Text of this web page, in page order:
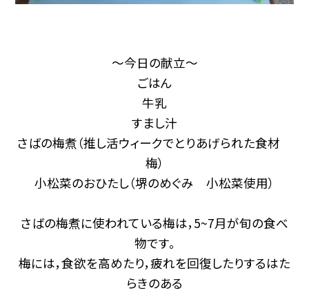
～今日の献立～
ごはん
牛乳
すまし汁
さばの梅煮（推し活ウィークでとりあげられた食材
梅）
小松菜のおひたし（堺のめぐみ 小松菜使用）
さばの梅煮に使われている梅は，5~7月が旬の食べ
物です。
梅には，食欲を高めたり，疲れを回復したりするはた
らきのある